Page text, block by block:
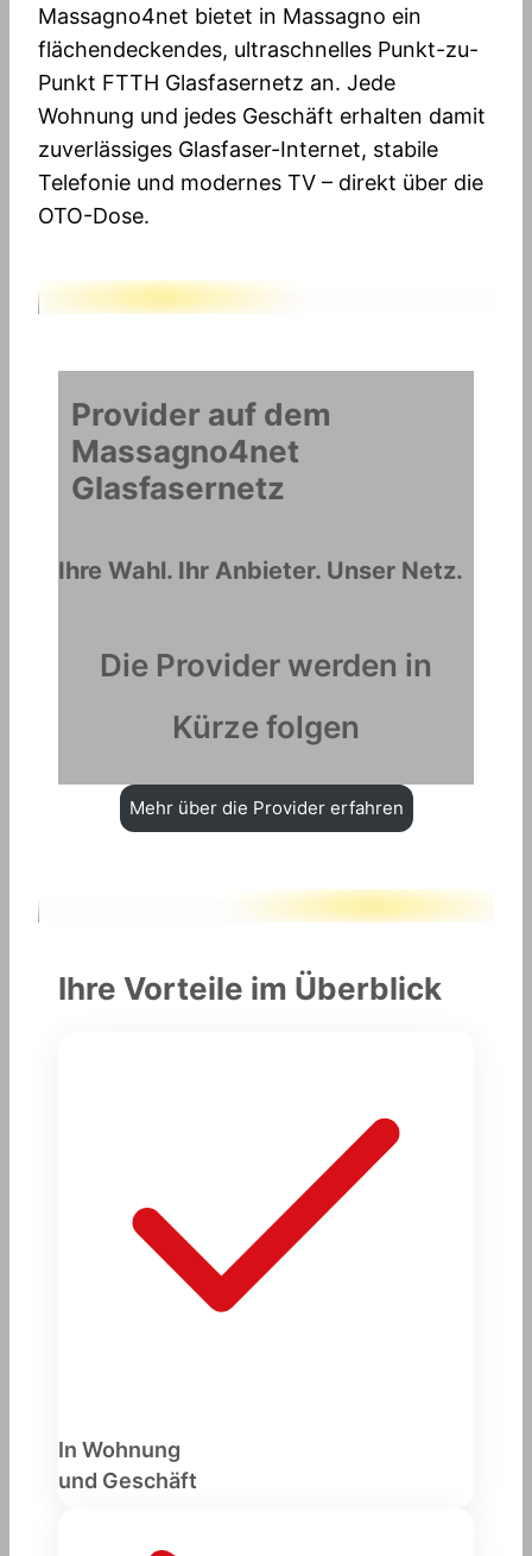
Massagno4net bietet in Massagno ein
flächendeckendes, ultraschnelles Punkt-zu-
Punkt FTTH Glasfasernetz an. Jede
Wohnung und jedes Geschäft erhalten damit
zuverlässiges Glasfaser-Internet, stabile
Telefonie und modernes TV – direkt über die
OTO-Dose.
Provider auf dem
Massagno4net
Glasfasernetz
Ihre Wahl. Ihr Anbieter. Unser Netz.
Die Provider werden in
Kürze folgen
Mehr über die Provider erfahren
Ihre Vorteile im Überblick
In Wohnung
und Geschäft